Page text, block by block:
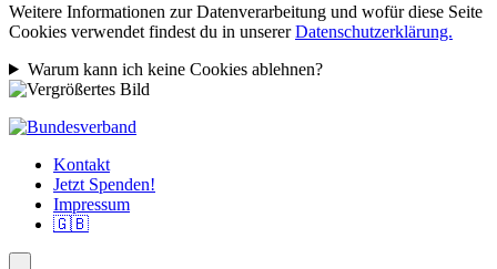
Weitere Informationen zur Datenverarbeitung und wofür diese Seite
Cookies verwendet findest du in unsererDatenschutzerklärung.
Warum kann ich keine Cookies ablehnen?
Kontakt
Jetzt Spenden!
Impressum
🇬🇧